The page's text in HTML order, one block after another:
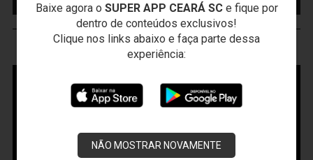
Baixe agora o SUPER APP CEARÁ SCe fique por
dentro de conteúdos exclusivos!
Clique nos links abaixo e faça parte dessa
experiência:
NÃO MOSTRAR NOVAMENTE
VOZÃOTV